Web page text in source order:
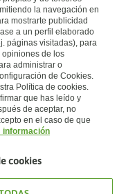
la navegación en
mostrarte publicidad
a un perfil elaborado
páginas visitadas), para
opiniones de los
administrar o
de Cookies.
Política de cookies.
que has leído y
de aceptar, no
en el caso de que
información
cookies